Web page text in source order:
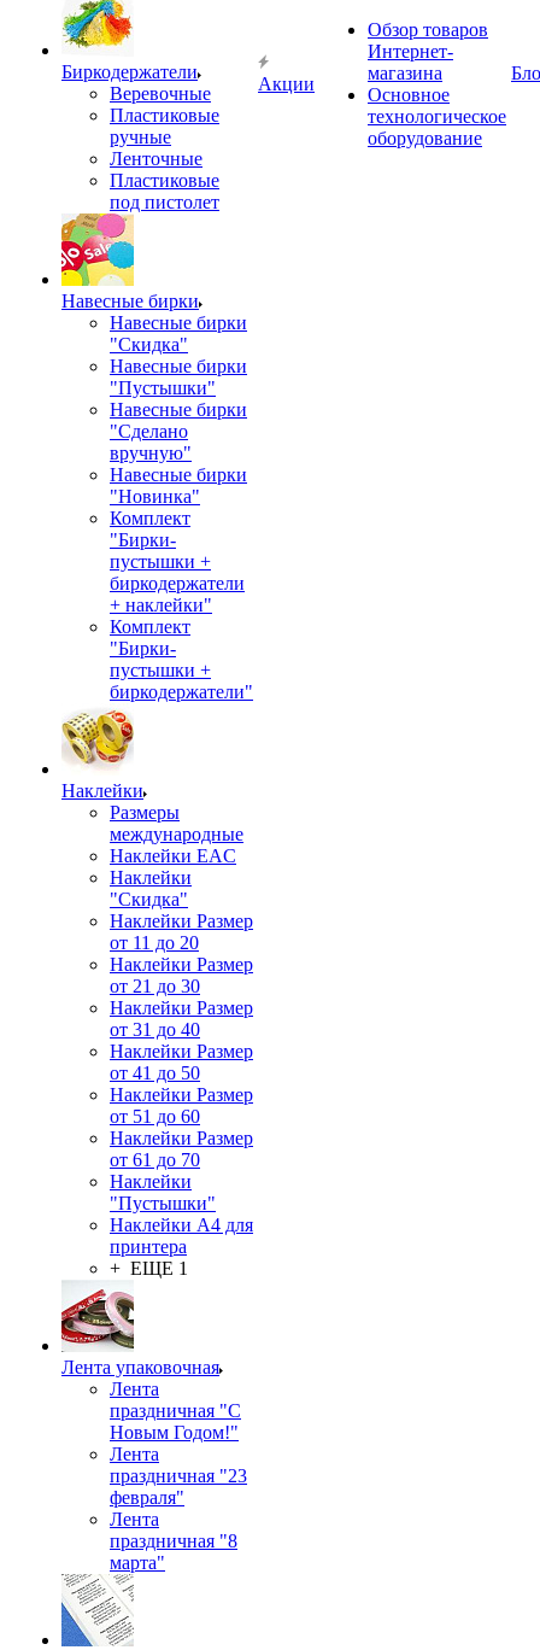
Биркодержатели
Веревочные
Пластиковые
ручные
Ленточные
Пластиковые
под пистолет
Навесные бирки
Навесные бирки
"Скидка"
Навесные бирки
"Пустышки"
Навесные бирки
"Сделано
вручную"
Навесные бирки
"Новинка"
Комплект
"Бирки-
пустышки +
биркодержатели
+ наклейки"
Комплект
"Бирки-
пустышки +
биркодержатели"
Наклейки
Размеры
международные
Наклейки EAC
Наклейки
"Скидка"
Наклейки Размер
от 11 до 20
Наклейки Размер
от 21 до 30
Наклейки Размер
от 31 до 40
Наклейки Размер
от 41 до 50
Наклейки Размер
от 51 до 60
Наклейки Размер
от 61 до 70
Наклейки
"Пустышки"
Наклейки А4 для
принтера
+ ЕЩЕ 1
Лента упаковочная
Лента
праздничная "С
Новым Годом!"
Лента
праздничная "23
февраля"
Лента
праздничная "8
марта"
Акции
Обзор товаров
Интернет-
магазина
Основное
технологическое
оборудование